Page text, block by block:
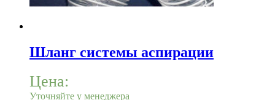
Шланг системы аспирации
Цена:
Уточняйте у менеджера